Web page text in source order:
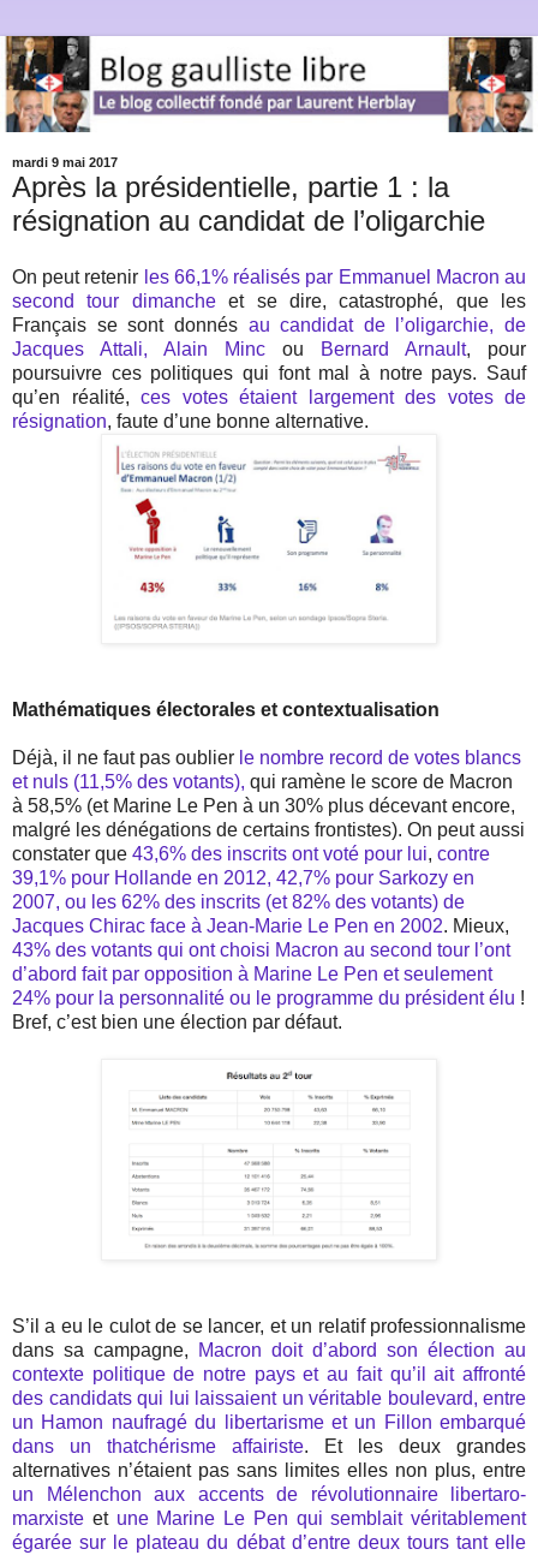
mardi 9 mai 2017
Après la présidentielle, partie 1 : la
résignation au candidat de l’oligarchie
On peut retenir les 66,1% réalisés par Emmanuel Macron au
second tour dimancheet se dire, catastrophé, que les
Français se sont donnés au candidat de l’oligarchie, de
Jacques Attali, Alain Minc ou Bernard Arnault, pour
poursuivre ces politiques qui font mal à notre pays. Sauf
qu’en réalité, ces votes étaient largement des votes de
résignation, faute d’une bonne alternative.
Mathématiques électorales et contextualisation
Déjà, il ne faut pas oublier le nombre record de votes blancs
et nuls (11,5% des votants), qui ramène le score de Macron
à 58,5% (et Marine Le Pen à un 30% plus décevant encore,
malgré les dénégations de certains frontistes). On peut aussi
constater que 43,6% des inscrits ont voté pour lui, contre
39,1% pour Hollande en 2012, 42,7% pour Sarkozy en
2007, ou les 62% des inscrits (et 82% des votants) de
Jacques Chirac face à Jean-Marie Le Pen en 2002. Mieux,
43% des votants qui ont choisi Macron au second tour l’ont
d’abord fait par opposition à Marine Le Pen et seulement
24% pour la personnalité ou le programme du président élu !
Bref, c’est bien une élection par défaut.
S’il a eu le culot de se lancer, et un relatif professionnalisme
dans sa campagne,
Macron doit d’abord son élection au
contexte politique de notre pays et au fait qu’il ait affronté
des candidats qui lui laissaient un véritable boulevard, entre
un Hamon naufragé du libertarisme et un Fillon embarqué
dans un thatchérisme affairiste. Et les deux grandes
alternatives n’étaient pas sans limites elles non plus, entre
un Mélenchon aux accents de révolutionnaire libertaro-
marxiste et une Marine Le Pen qui semblait véritablement
égarée sur le plateau du débat d’entre deux tours tant elle